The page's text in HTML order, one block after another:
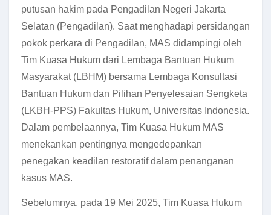
putusan hakim pada Pengadilan Negeri Jakarta
Selatan (Pengadilan). Saat menghadapi persidangan
pokok perkara di Pengadilan, MAS didampingi oleh
Tim Kuasa Hukum dari Lembaga Bantuan Hukum
Masyarakat (LBHM) bersama Lembaga Konsultasi
Bantuan Hukum dan Pilihan Penyelesaian Sengketa
(LKBH-PPS) Fakultas Hukum, Universitas Indonesia.
Dalam pembelaannya, Tim Kuasa Hukum MAS
menekankan pentingnya mengedepankan
penegakan keadilan restoratif dalam penanganan
kasus MAS.
Sebelumnya, pada 19 Mei 2025, Tim Kuasa Hukum